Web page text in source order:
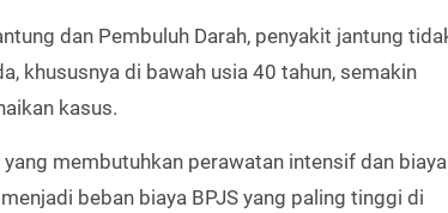
dan Pembuluh Darah, penyakit jantung
khususnya di bawah usia 40 tahun, semakin
kasus.
membutuhkan perawatan intensif dan
beban biaya BPJS yang paling tinggi di